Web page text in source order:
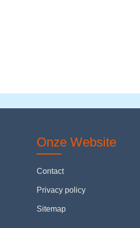
Onze Website
Contact
Privacy policy
Sitemap